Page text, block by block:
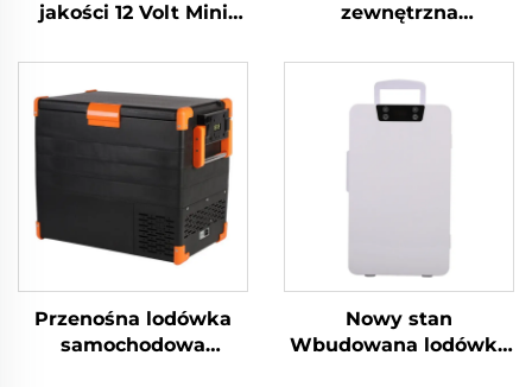
jakości 12 Volt Mini
Camping Lodówka
Przenośna 12 Volt 32L
Lodówka Zamrażarka
zewnętrzna
przyczepa
kempingowa
podróżna piknikowa
zastosowania lodówka
lodówka zamrażarka
chłodziarka box 35L
Przenośna lodówka
samochodowa
Nowy stan
Wbudowana lodówka